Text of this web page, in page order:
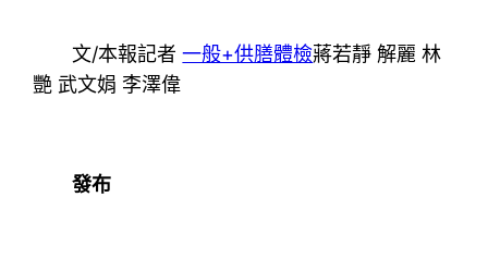
文/本報記者一般+供膳體檢蔣若靜 解麗 林
艷 武文娟 李澤偉
發布